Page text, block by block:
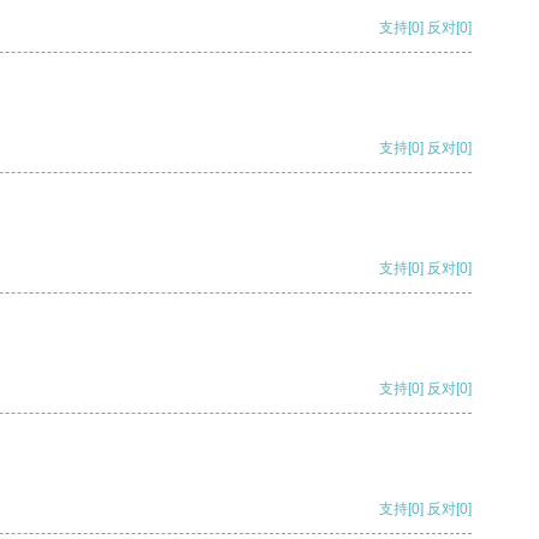
支持[0] 反对[0]
支持[0] 反对[0]
支持[0] 反对[0]
支持[0] 反对[0]
支持[0] 反对[0]